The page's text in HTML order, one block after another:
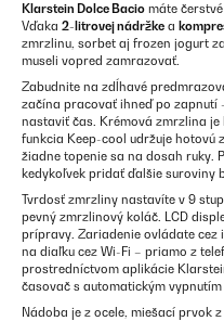
Klarstein Dolce Bacio máte
Vďaka 2-litrovej nádržke a
zmrzlinu, sorbet aj frozen jogurt
museli vopred zamrazovať.
Zabudnite na zdĺhavé
začína pracovať ihneď po zapnutí
nastaviť čas. Krémová zmrzlina
funkcia Keep-cool udržuje hotovú
žiadne topenie sa na dosah ruky.
kedykoľvek pridať ďalšie suroviny
Tvrdosť zmrzliny nastavíte v 9
pevný zmrzlinový koláč. LCD
prípravy. Zariadenie ovládate
na diaľku cez Wi-Fi – priamo z
prostredníctvom aplikácie
časovač s automatickým
Nádoba je z ocele, miešací prvok